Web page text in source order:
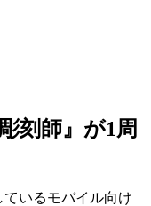
刻師』が1周
ているモバイル向け